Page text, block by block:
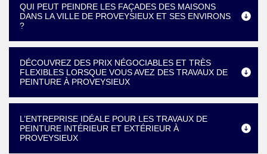
QUI PEUT PEINDRE LES FAÇADES DES MAISONS
DANS LA VILLE DE PROVEYSIEUX ET SES ENVIRONS
?
DÉCOUVREZ DES PRIX NÉGOCIABLES ET TRÈS
FLEXIBLES LORSQUE VOUS AVEZ DES TRAVAUX DE
PEINTURE À PROVEYSIEUX
L’ENTREPRISE IDÉALE POUR LES TRAVAUX DE
PEINTURE INTÉRIEUR ET EXTÉRIEUR À
PROVEYSIEUX